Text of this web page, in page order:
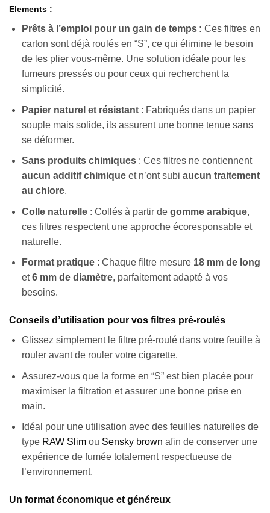
Elements :
Prêts à l’emploi pour un gain de temps : Ces filtres en
carton sont déjà roulés en “S”, ce qui élimine le besoin
de les plier vous-même. Une solution idéale pour les
fumeurs pressés ou pour ceux qui recherchent la
simplicité.
Papier naturel et résistant: Fabriqués dans un papier
souple mais solide, ils assurent une bonne tenue sans
se déformer.
Sans produits chimiques: Ces filtres ne contiennent
aucun additif chimiqueet n’ont subi aucun traitement
au chlore.
Colle naturelle: Collés à partir de gomme arabique,
ces filtres respectent une approche écoresponsable et
naturelle.
Format pratique: Chaque filtre mesure 18 mm de long
et6 mm de diamètre, parfaitement adapté à vos
besoins.
Conseils d’utilisation pour vos filtres pré-roulés
Glissez simplement le filtre pré-roulé dans votre feuille à
rouler avant de rouler votre cigarette.
Assurez-vous que la forme en “S” est bien placée pour
maximiser la filtration et assurer une bonne prise en
main.
Idéal pour une utilisation avec des feuilles naturelles de
type RAW Slimou Sensky brown afin de conserver une
expérience de fumée totalement respectueuse de
l’environnement.
Un format économique et généreux